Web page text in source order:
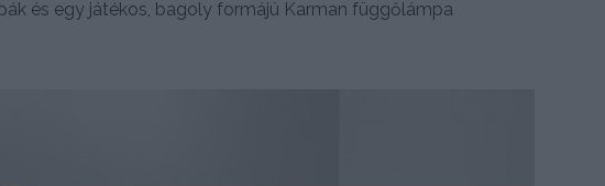
és egy játékos, bagoly formájú Karman függőlámpa